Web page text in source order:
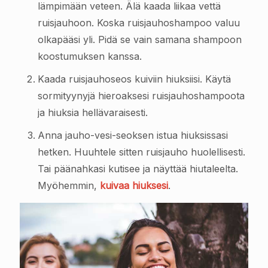
lämpimään veteen. Älä kaada liikaa vettä
ruisjauhoon. Koska ruisjauhoshampoo valuu
olkapääsi yli. Pidä se vain samana shampoon
koostumuksen kanssa.
Kaada ruisjauhoseos kuiviin hiuksiisi. Käytä
sormityynyjä hieroaksesi ruisjauhoshampoota
ja hiuksia hellävaraisesti.
Anna jauho-vesi-seoksen istua hiuksissasi
hetken. Huuhtele sitten ruisjauho huolellisesti.
Tai päänahkasi kutisee ja näyttää hiutaleelta.
Myöhemmin, kuivaa hiuksesi.